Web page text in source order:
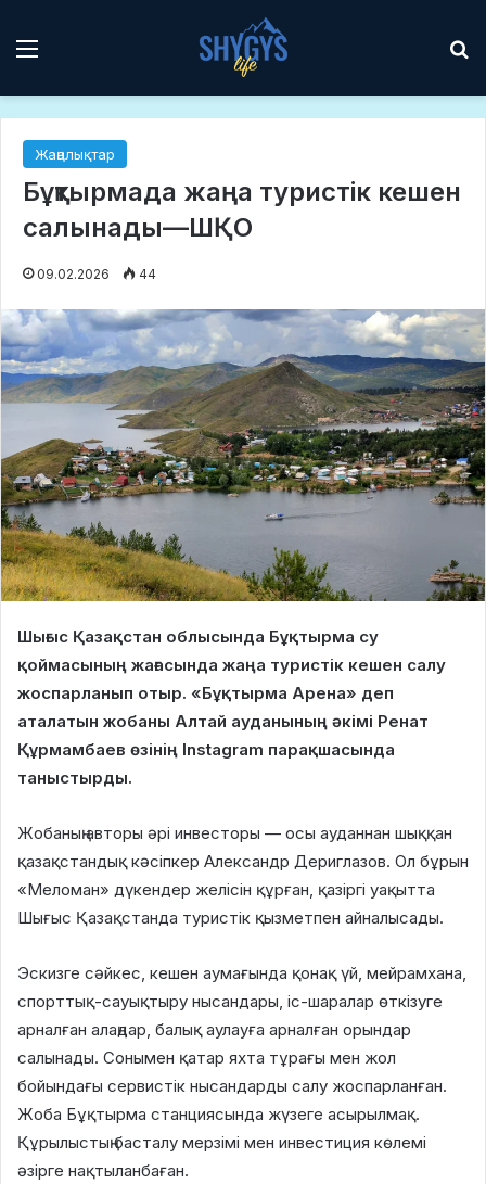
Мәзір
Жаңалықтар
Бұқтырмада жаңа туристік кешен
салынады—ШҚО
09.02.2026 44
Шығыс Қазақстан облысында Бұқтырма су
қоймасының жағасында жаңа туристік кешен салу
жоспарланып отыр. «Бұқтырма Арена» деп
аталатын жобаны Алтай ауданының әкімі Ренат
Құрмамбаев өзінің Instagram парақшасында
таныстырды.
Жобаның авторы әрі инвесторы — осы ауданнан шыққан
қазақстандық кәсіпкер Александр Дериглазов. Ол бұрын
«Меломан» дүкендер желісін құрған, қазіргі уақытта
Шығыс Қазақстанда туристік қызметпен айналысады.
Эскизге сәйкес, кешен аумағында қонақ үй, мейрамхана,
спорттық-сауықтыру нысандары, іс-шаралар өткізуге
арналған алаңдар, балық аулауға арналған орындар
салынады. Сонымен қатар яхта тұрағы мен жол
бойындағы сервистік нысандарды салу жоспарланған.
Жоба Бұқтырма станциясында жүзеге асырылмақ.
Құрылыстың басталу мерзімі мен инвестиция көлемі
әзірге нақтыланбаған.